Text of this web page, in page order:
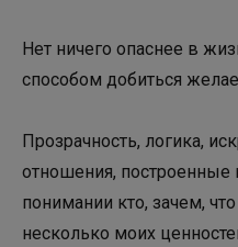
Нет ничего опаснее в
способом добиться
Прозрачность, логика,
отношения, построенные
понимании кто, зачем,
несколько моих